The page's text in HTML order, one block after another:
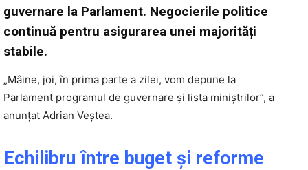
guvernare la Parlament. Negocierile politice
continuă pentru asigurarea unei majorități
stabile.
„Mâine, joi, în prima parte a zilei, vom depune la
Parlament programul de guvernare și lista miniștrilor”, a
anunțat Adrian Veștea.
Echilibru între buget și reforme